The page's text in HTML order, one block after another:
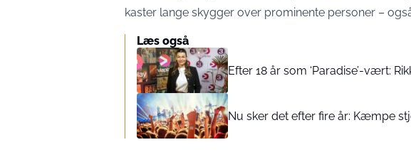
kaster lange skygger over prominente personer –
Læs også
Efter 18 år som ‘Paradise’-vært:
Nu sker det efter fire år: Kæmpe